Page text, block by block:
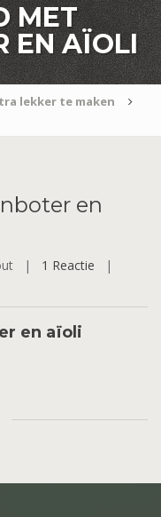
MET
EN AÏOLI
lekker te maken
en
| 1 Reactie |
en aïoli